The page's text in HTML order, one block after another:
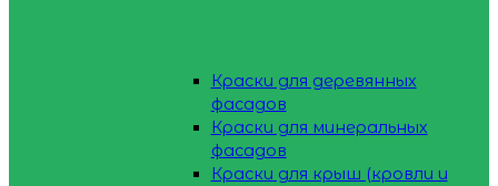
Краски для деревянных
фасадов
Краски для минеральных
фасадов
Краски для крыш (кровли и